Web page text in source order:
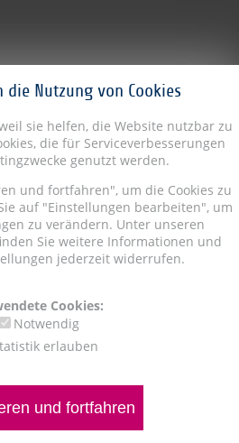
Nutzung von Cookies
sie helfen, die Website nutzbar zu
die für Serviceverbesserungen
genutzt werden.
und fortfahren", um die Cookies zu
auf "Einstellungen bearbeiten", um
zu verändern. Unter unseren
Sie weitere Informationen und
jederzeit widerrufen.
Cookies:
Notwendig
erlauben
und fortfahren